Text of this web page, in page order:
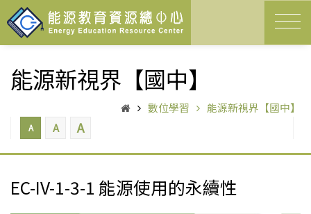
能源新視界【國中】
數位學習 能源新視界【國中】
A A A
EC-IV-1-3-1 能源使用的永續性